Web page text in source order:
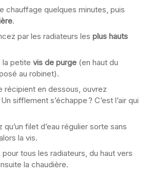
chauffage quelques minutes, puis
.
par les radiateurs les plus hauts
la petite vis de purge (en haut du
au robinet).
récipient en dessous, ouvrez
sifflement s’échappe ? C’est l’air qui
qu’un filet d’eau régulier sorte sans
la vis.
pour tous les radiateurs, du haut vers
la chaudière.